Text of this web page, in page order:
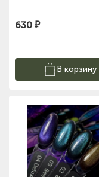
630 ₽
В корзину